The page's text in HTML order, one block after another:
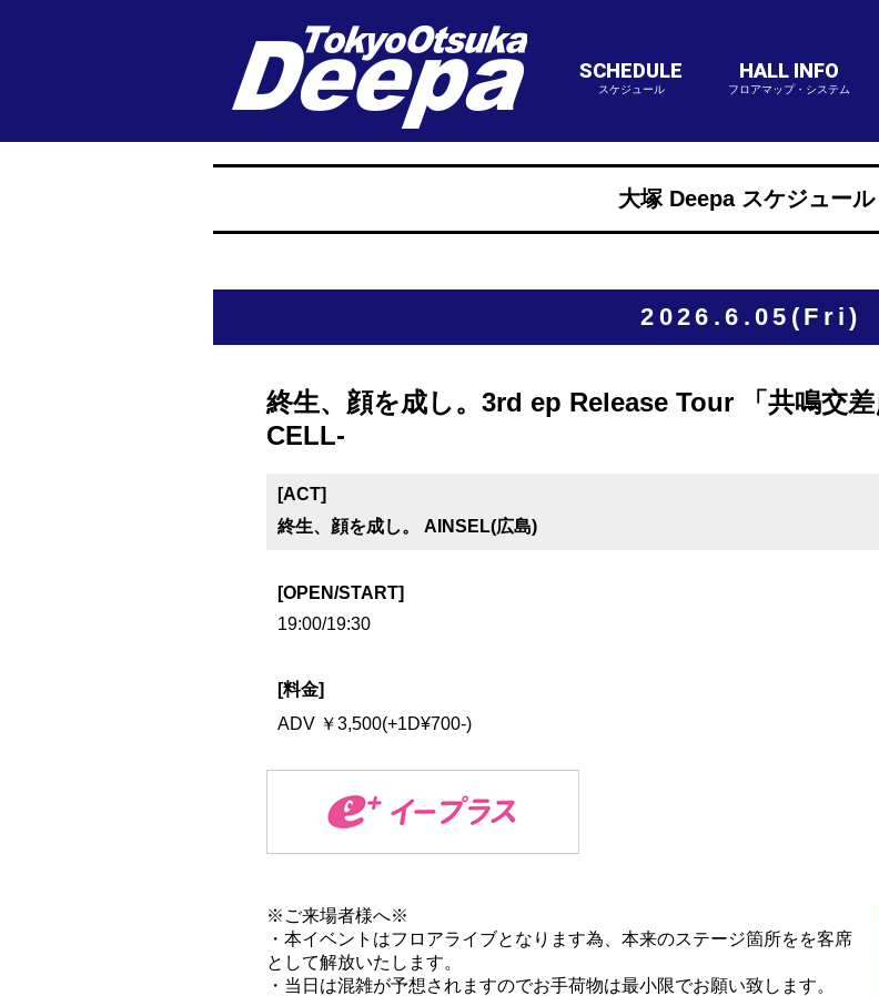
SCHEDULE
スケジュール
HALL INFO
フロアマップ・システム
大塚 Deepa スケジュール
2026.6.05(Fri)
終生、顔を成し。3rd ep Release Tour 「共鳴交
CELL-
[ACT]
終生、顔を成し。 AINSEL(広島)
[OPEN/START]
19:00/19:30
[料金]
ADV ￥3,500(+1D¥700-)
※ご来場者様へ※
・本イベントはフロアライブとなります為、本来のステージ箇所をを客席
として解放いたします。
・当日は混雑が予想されますのでお手荷物は最小限でお願い致します。